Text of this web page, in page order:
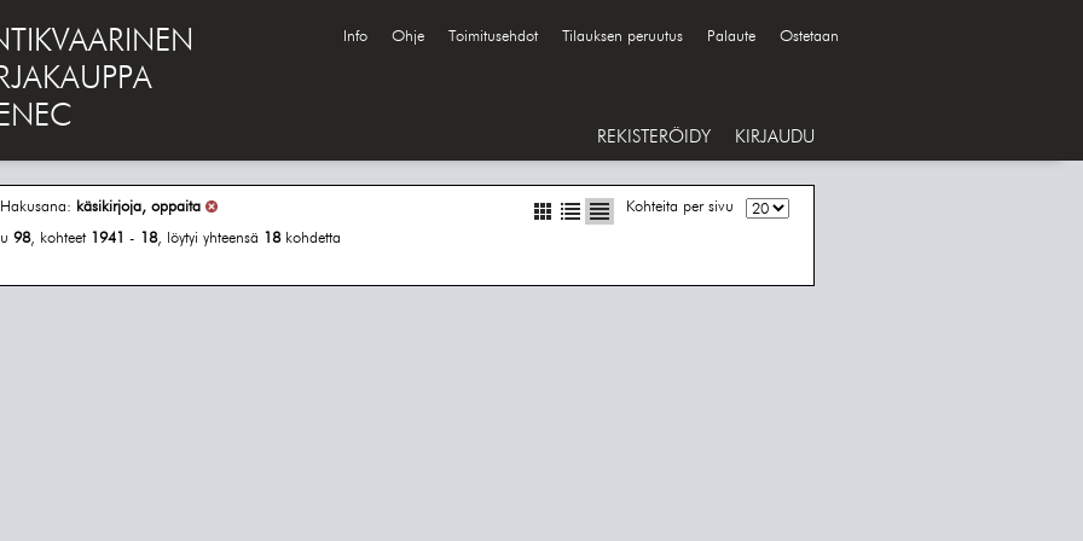
Info Ohje Toimitusehdot Tilauksen peruutus Palaute Ostetaan
REKISTERÖIDY KIRJAUDU
Kohteita per sivu
käsikirjoja, oppaita
98, kohteet 1941 - 18, löytyi yhteensä 18kohdetta